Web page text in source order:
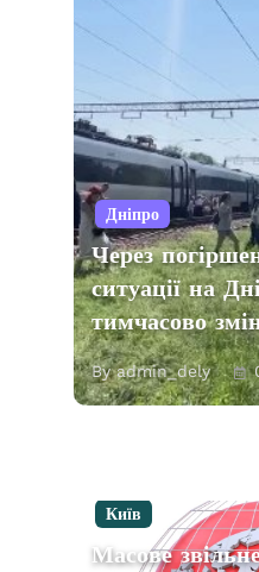
Дніпро
Через
ситуації на
тимчасово
By admin_dely
Київ
Масове